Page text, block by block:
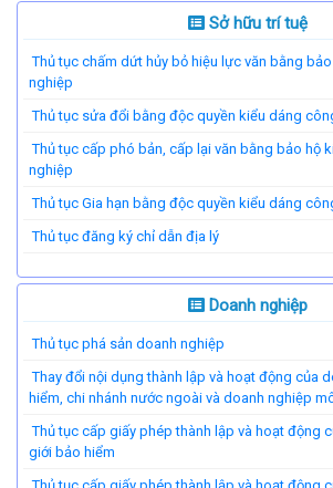
Sở hữu trí tuệ
Thủ tục chấm dứt hủy bỏ hiệu lực văn bằng
nghiệp
Thủ tục sửa đổi bằng độc quyền kiểu dáng
Thủ tục cấp phó bản, cấp lại văn bằng bảo hộ
nghiệp
Thủ tục Gia hạn bằng độc quyền kiểu dáng
Thủ tục đăng ký chỉ dẫn địa lý
Doanh nghiệp
Thủ tục phá sản doanh nghiệp
Thay đổi nội dụng thành lập và hoạt động của
hiểm, chi nhánh nước ngoài và doanh nghiệp
Thủ tục cấp giấy phép thành lập và hoạt động
giới bảo hiểm